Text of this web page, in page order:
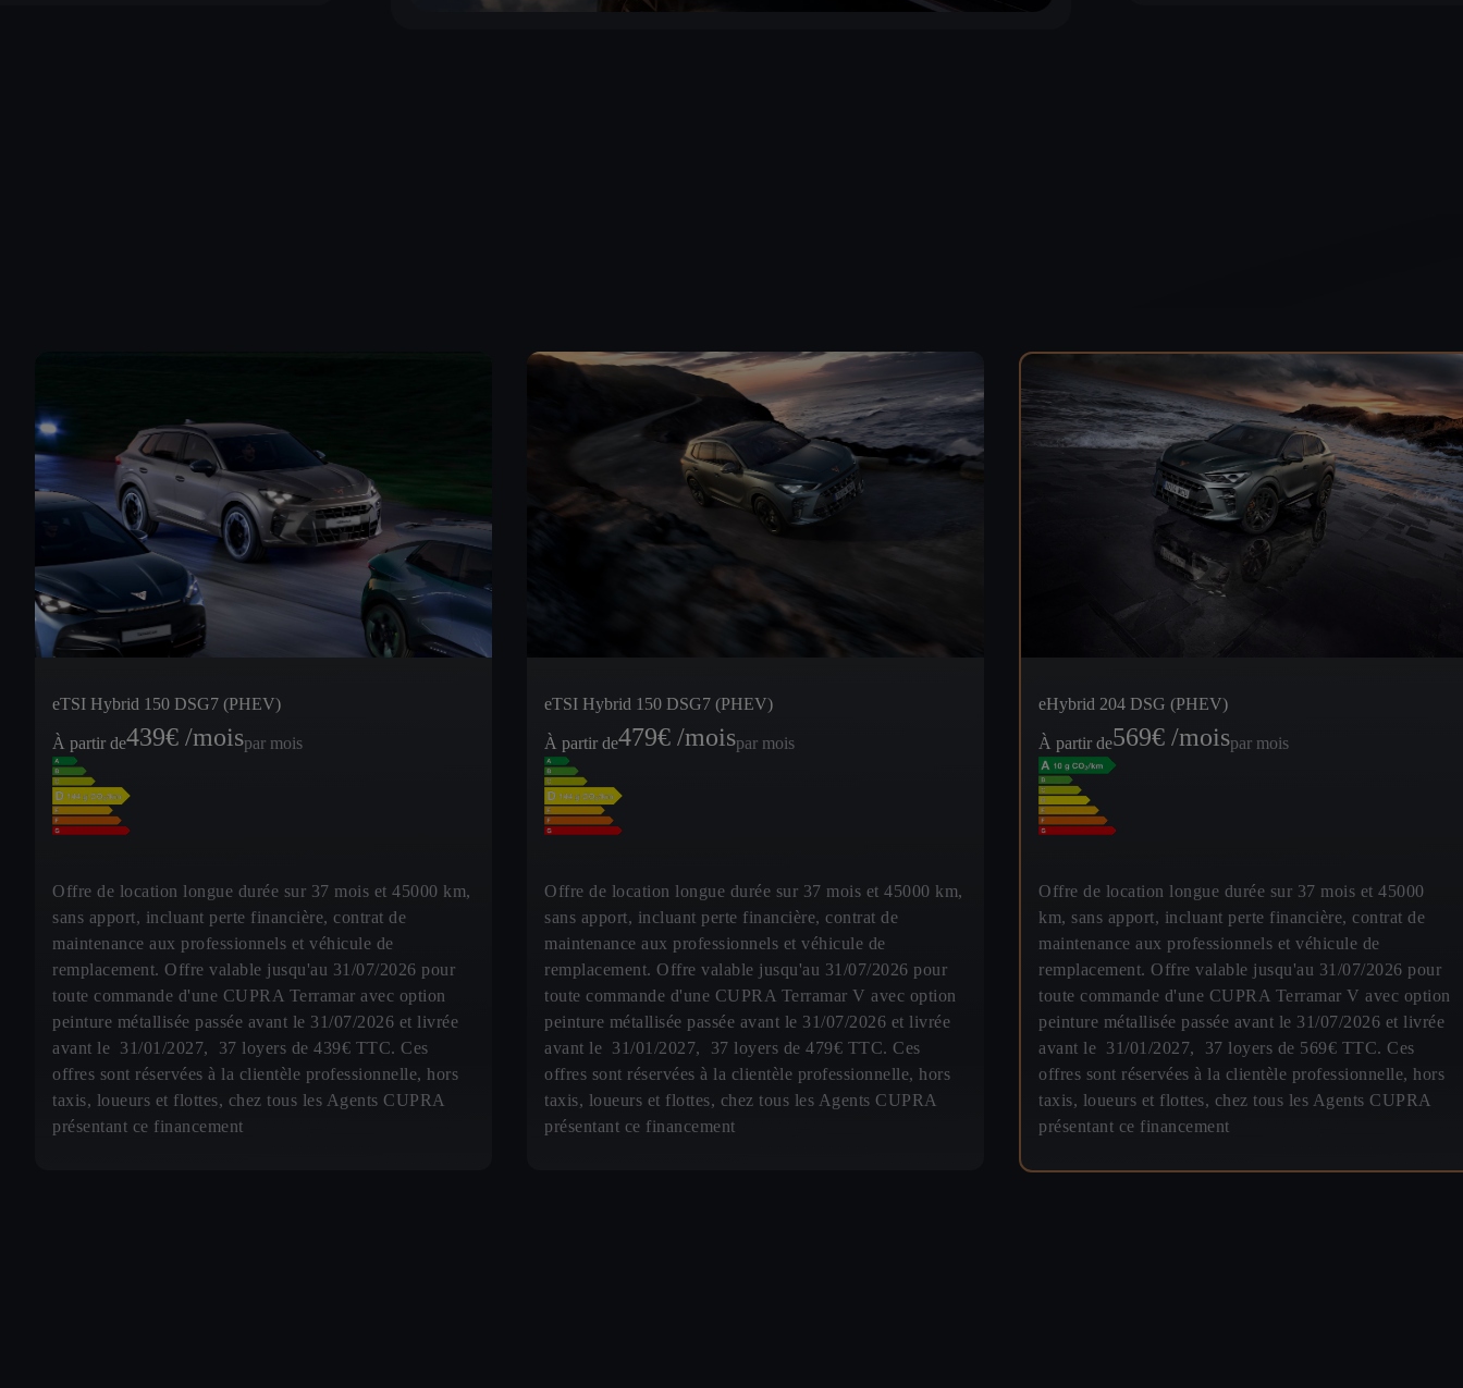
eTSI Hybrid 150 DSG7 (PHEV)
À partir de439€ /moispar mois
Offre de location longue durée sur 37 mois et 45000 km,
sans apport, incluant perte financière, contrat de
maintenance aux professionnels et véhicule de
remplacement. Offre valable jusqu'au 31/07/2026 pour
toute commande d'une CUPRA Terramar avec option
peinture métallisée passée avant le 31/07/2026 et livrée
avant le 31/01/2027, 37 loyers de 439€ TTC. Ces
offres sont réservées à la clientèle professionnelle, hors
taxis, loueurs et flottes, chez tous les Agents CUPRA
présentant ce financement
eTSI Hybrid 150 DSG7 (PHEV)
À partir de479€ /moispar mois
Offre de location longue durée sur 37 mois et 45000 km,
sans apport, incluant perte financière, contrat de
maintenance aux professionnels et véhicule de
remplacement. Offre valable jusqu'au 31/07/2026 pour
toute commande d'une CUPRA Terramar V avec option
peinture métallisée passée avant le 31/07/2026 et livrée
avant le 31/01/2027, 37 loyers de 479€ TTC. Ces
offres sont réservées à la clientèle professionnelle, hors
taxis, loueurs et flottes, chez tous les Agents CUPRA
présentant ce financement
eHybrid 204 DSG (PHEV)
À partir de569€ /moispar mois
Offre de location longue durée sur 37 mois et 45000
km, sans apport, incluant perte financière, contrat de
maintenance aux professionnels et véhicule de
remplacement. Offre valable jusqu'au 31/07/2026 pour
toute commande d'une CUPRA Terramar V avec option
peinture métallisée passée avant le 31/07/2026 et livrée
avant le 31/01/2027, 37 loyers de 569€ TTC. Ces
offres sont réservées à la clientèle professionnelle, hors
taxis, loueurs et flottes, chez tous les Agents CUPRA
présentant ce financement